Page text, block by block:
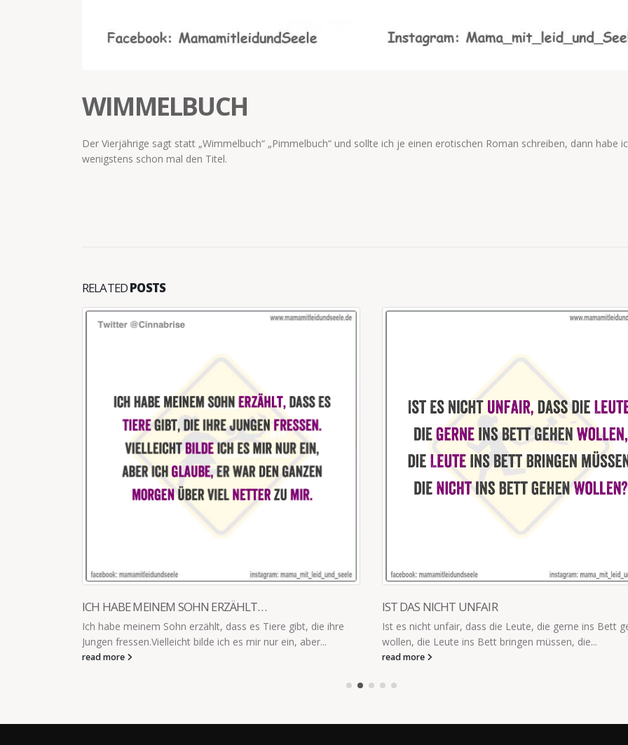
WIMMELBUCH
Der Vierjährige sagt statt „Wimmelbuch“ „Pimmelbuch“ und sollte ich je einen erotischen Roman schreiben, dann habe
wenigstens schon mal den Titel.
RELATEDPOSTS
ICH HABE MEINEM SOHN ERZÄHLT…
Ich habe meinem Sohn erzählt, dass es Tiere gibt, die ihre
Jungen fressen.Vielleicht bilde ich es mir nur ein, aber...
read more
IST DAS NICHT UNFAIR
Ist es nicht unfair, dass die Leute, die gerne ins Bett
wollen, die Leute ins Bett bringen müssen, die...
read more